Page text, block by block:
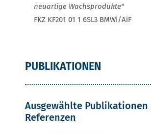
neuartige Wachsprodukte"
FKZ KF201 01 1 6SL3 BMWi/AiF
PUBLIKATIONEN
Ausgewählte Publikationen
Referenzen